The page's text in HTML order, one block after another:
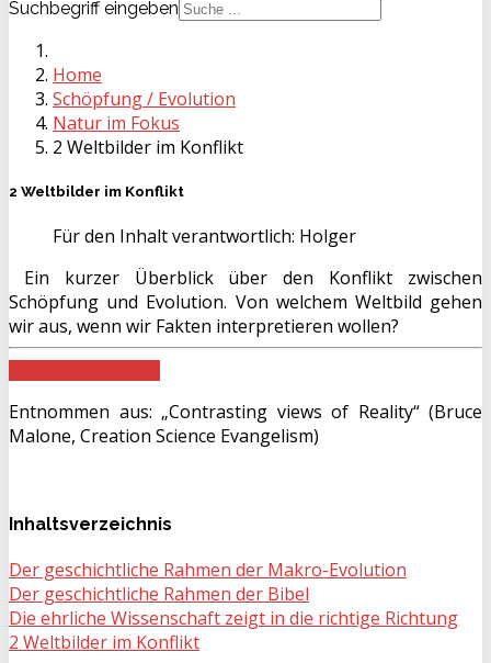
Suchbegriff eingeben
Home
Schöpfung / Evolution
Natur im Fokus
2 Weltbilder im Konflikt
2 Weltbilder im Konflikt
Für den Inhalt verantwortlich: Holger
Ein kurzer Überblick über den Konflikt zwischen
Schöpfung und Evolution. Von welchem Weltbild gehen
wir aus, wenn wir Fakten interpretieren wollen?
Entnommen aus: „Contrasting views of Reality“ (Bruce
Malone, Creation Science Evangelism)
Inhaltsverzeichnis
Der geschichtliche Rahmen der Makro-Evolution
Der geschichtliche Rahmen der Bibel
Die ehrliche Wissenschaft zeigt in die richtige Richtung
2 Weltbilder im Konflikt